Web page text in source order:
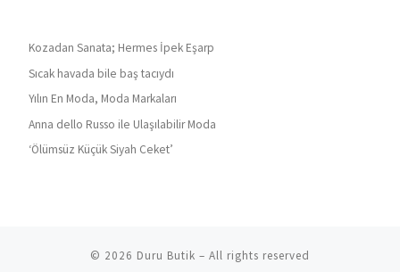
Kozadan Sanata; Hermes İpek Eşarp
Sıcak havada bile baş tacıydı
Yılın En Moda, Moda Markaları
Anna dello Russo ile Ulaşılabilir Moda
‘Ölümsüz Küçük Siyah Ceket’
© 2026 Duru Butik – All rights reserved